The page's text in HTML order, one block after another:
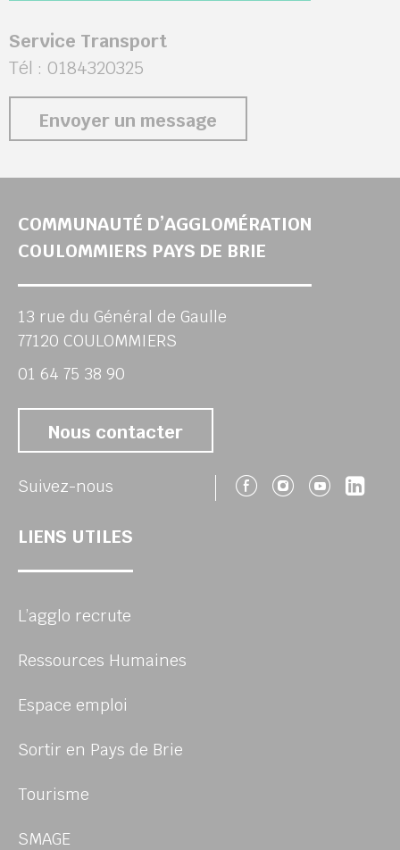
Service Transport
Tél : 0184320325
Envoyer un message
COMMUNAUTÉ D’AGGLOMÉRATION
COULOMMIERS PAYS DE BRIE
13 rue du Général de Gaulle
77120 COULOMMIERS
01 64 75 38 90
Nous contacter
Suivez-nous Suivez-nous
Suivez-
LIENS UTILES
L’agglo recrute
Ressources Humaines
Espace emploi
Sortir en Pays de Brie
Tourisme
SMAGE